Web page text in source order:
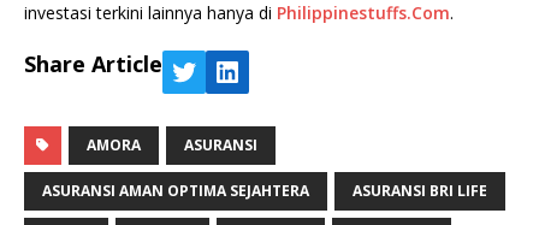
investasi terkini lainnya hanya di Philippinestuffs.Com.
Share Article
AMORA ASURANSI
ASURANSI AMAN OPTIMA SEJAHTERA ASURANSI BRI LIFE